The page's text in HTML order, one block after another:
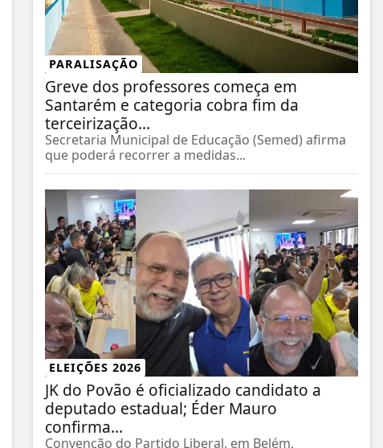
PARALISAÇÃO
Greve dos professores começa em
Santarém e categoria cobra fim da
terceirização...
Secretaria Municipal de Educação (Semed) afirma
que poderá recorrer a medidas...
ELEIÇÕES 2026
JK do Povão é oficializado candidato a
deputado estadual; Éder Mauro
confirma...
Convenção do Partido Liberal, em Belém,